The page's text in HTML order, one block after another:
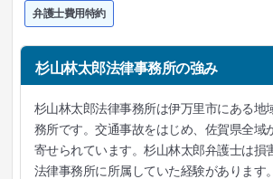
弁護士費用特約
杉山林太郎法律事務所の強み
杉山林太郎法律事務所は伊万里市にある地
務所です。交通事故をはじめ、佐賀県全域
寄せられています。杉山林太郎弁護士は損
法律事務所に所属していた経験があります